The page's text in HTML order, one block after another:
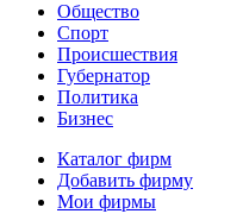
Общество
Спорт
Происшествия
Губернатор
Политика
Бизнес
Каталог фирм
Добавить фирму
Мои фирмы